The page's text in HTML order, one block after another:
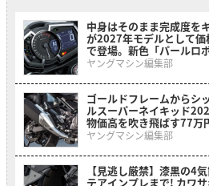
中身はそのまま完成度を
が2027年モデルとして
で登場。新色「パールロ
ックにイメチェン
ヤングマシン編集部
ゴールドフレームからシ
ルスーパーネイキッド
物価高を吹き飛ばす77万
ヤングマシン編集部
【見逃し厳禁】漆黒の4
テアインプレまで! カワ